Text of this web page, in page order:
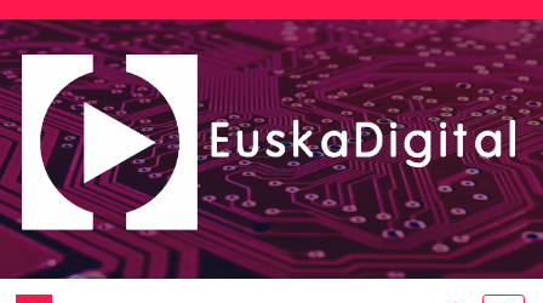
Saltar
al
contenido